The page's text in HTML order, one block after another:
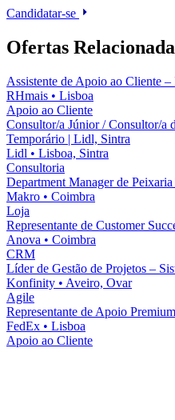
Candidatar-se
Ofertas
Assistente de Apoio ao Cliente
RHmais • Lisboa
Apoio ao Cliente
Consultor/a Júnior / Consultor/a
Temporário | Lidl, Sintra
Lidl • Lisboa, Sintra
Consultoria
Department Manager de
Makro • Coimbra
Loja
Representante de Customer
Anova • Coimbra
CRM
Líder de Gestão de Projetos –
Konfinity • Aveiro, Ovar
Agile
Representante de Apoio
FedEx • Lisboa
Apoio ao Cliente